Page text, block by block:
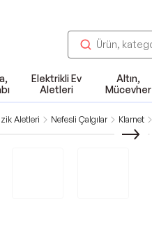
Elektrikli Ev
Aletleri
Altın,
Mücevher
Aletleri Nefesli Çalgılar Klarnet